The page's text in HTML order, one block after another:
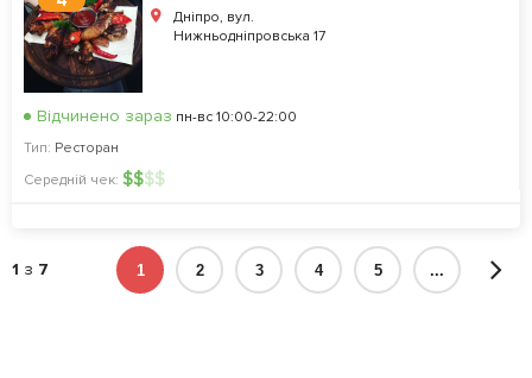
Дніпро, вул.
Нижньодніпровська 17
Відчинено зараз пн-вс 10:00-22:00
Тип: Ресторан
Середній чек: $$$$
1 з 7 1 2 3 4 5 ...